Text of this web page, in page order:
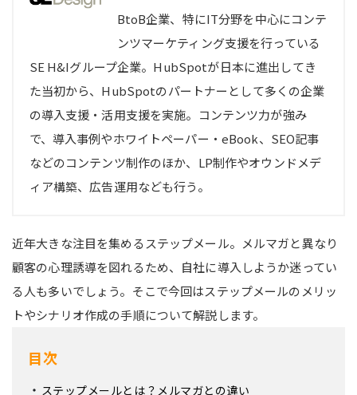
BtoB企業、特にIT分野を中心にコンテ
ンツマーケティング支援を行っている
SE H&Iグループ企業。HubSpotが日本に進出してき
た当初から、HubSpotのパートナーとして多くの企業
の導入支援・活用支援を実施。コンテンツ力が強み
で、導入事例やホワイトペーパー・eBook、SEO記事
などのコンテンツ制作のほか、LP制作やオウンドメデ
ィア構築、広告運用なども行う。
近年大きな注目を集めるステップメール。メルマガと異なり
顧客の心理誘導を図れるため、自社に導入しようか迷ってい
る人も多いでしょう。そこで今回はステップメールのメリッ
トやシナリオ作成の手順について解説します。
目次
ステップメールとは？メルマガとの違い